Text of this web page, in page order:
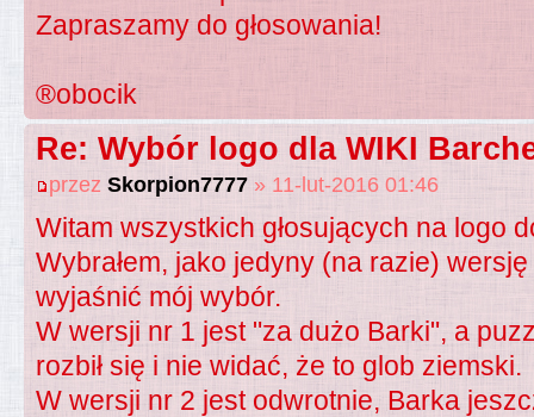
Zapraszamy do głosowania!
®obocik
Re: Wybór logo dla WIKI
przez Skorpion7777 » 11-lut-2016 01:46
Witam wszystkich głosujących na logo
Wybrałem, jako jedyny (na razie)
wyjaśnić mój wybór.
W wersji nr 1 jest "za dużo Barki", a
rozbił się i nie widać, że to glob ziemski.
W wersji nr 2 jest odwrotnie, Barka